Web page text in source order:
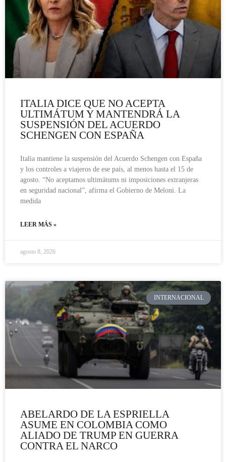
ITALIA DICE QUE NO ACEPTA
ULTIMÁTUM Y MANTENDRÁ LA
SUSPENSIÓN DEL ACUERDO
SCHENGEN CON ESPAÑA
Italia mantiene la suspensión del Acuerdo Schengen con España
y los controles a viajeros de ese país, al menos hasta el 15 de
agosto. “No aceptamos ultimátums ni imposiciones extranjeras
en seguridad nacional”, afirma el Gobierno de Meloni. La
medida
LEER MÁS »
agosto 8, 2026
INTERNACIONAL
ABELARDO DE LA ESPRIELLA
ASUME EN COLOMBIA COMO
ALIADO DE TRUMP EN GUERRA
CONTRA EL NARCO